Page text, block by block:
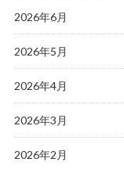
2026年6月
2026年5月
2026年4月
2026年3月
2026年2月